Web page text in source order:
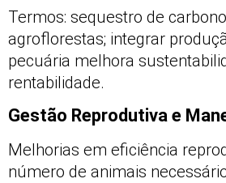
Termos: sequestro de
agroflorestas; integrar
pecuária melhora
rentabilidade.
Gestão Reprodutiva e
Melhorias em eficiência
número de animais